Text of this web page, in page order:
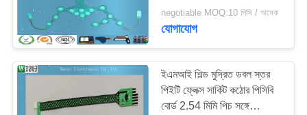
উদ্ধৃতির
জন্য
আবেদন
ব্যবহার করুন
negotiable MOQ:10 পিসি / অনেক
যোগাযোগ
ইএমআই শিল্ড মুদ্রিত ডবল স্তর
পিইটি ফ্লেক্স সার্কিট কঠোর পিসিবি
বোর্ড 2.54 মিমি পিচ সঙ্গে